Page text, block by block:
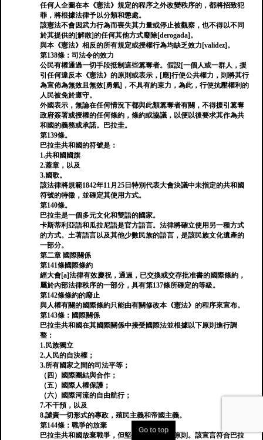
任何人企圖在本《憲法》規定的程序之外改變秩序的，都將招致犯
罪，將根據法律予以分類和懲處。
該憲法不會因武力行為而喪失其力量或停止被觀察，也不得以不同
於其提供的[解散]的任何其他方式廢除[derogada]。
與本《憲法》相反的所有規定或授權行為均缺乏效力[validez]。
第138條：司法令的效力
公民有權通過一切手段抵制這些篡奪者。假設[一個人或一群人，援
引任何違反本《憲法》的原則或表示，[應]行使公共權力，則將其行
為宣佈為無效且無效[勇氣]，不具有約束力，為此，行使抗壓權利的
人民被免於遵守。
外國表示，無論在任何情況下都與此類篡奪者有關，不得援引篡奪
政府簽署或授權的任何條約，條約或協議，以便以後要求其作為共
和國的義務或承諾。巴拉圭。
第139條。
巴拉圭共和國的符號是：
1.共和國國旗
2.蓋章，以及
3.國歌。
該法律將規範1842年11月25日特別代表大會決議中未指定的共和國
符號的特徵，並確定其使用方式。
第140條。
巴拉圭是一個多元文化和雙語的國家。
卡斯蒂利亞語和瓜拉尼語是官方語言。法律將確立使用另一種方​​式
的方式。土著語言以及其他少數民族的語言，是該民族文化遺產的
一部分。
第二章 國際關係
第141條國際條約
經大會[a]法律有效慶祝，通過，已交換或交存批准書的國際條約，
屬於內部法律秩序的一部分，具有第137條所確定的等級。
第142條條約的廢止
與人權有關的國際條約只能由有關修改本《憲法》的程序來宣布。
第143條：國際關係
巴拉圭共和國在其國際關係中接受國際法並根據以下原則進行調
整：
1.民族獨立
2.人民的自決權；
3.所有國家之間的司法平等；
（四）國際團結與合作；
（五）國際人權保護；
（六）國際河流的自由航行；
7.不干預，以及
8.譴責一切形式的專政，殖民主義和帝國主義。
第144條：戰爭的放棄
巴拉圭共和國放棄戰爭，但堅持合法防禦的原則。該宣言符合巴拉
Go to top